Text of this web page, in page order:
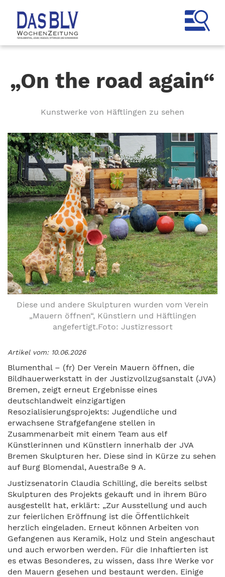
„On the road again“
Kunstwerke von Häftlingen zu sehen
Diese und andere Skulpturen wurden vom Verein
„Mauern öffnen“, Künstlern und Häftlingen
angefertigt.Foto: Justizressort
Artikel vom: 10.06.2026
Blumenthal – (fr) Der Verein Mauern öffnen, die
Bildhauerwerkstatt in der Justizvollzugsanstalt (JVA)
Bremen, zeigt erneut Ergebnisse eines
deutschlandweit einzigartigen
Resozialisierungsprojekts: Jugendliche und
erwachsene Strafgefangene stellen in
Zusammenarbeit mit einem Team aus elf
Künstlerinnen und Künstlern innerhalb der JVA
Bremen Skulpturen her. Diese sind in Kürze zu sehen
auf Burg Blomendal, Auestraße 9 A.
Justizsenatorin Claudia Schilling, die bereits selbst
Skulpturen des Projekts gekauft und in ihrem Büro
ausgestellt hat, erklärt: „Zur Ausstellung und auch
zur feierlichen Eröffnung ist die Öffentlichkeit
herzlich eingeladen. Erneut können Arbeiten von
Gefangenen aus Keramik, Holz und Stein angeschaut
und auch erworben werden. Für die Inhaftierten ist
es etwas Besonderes, zu wissen, dass Ihre Werke vor
den Mauern gesehen und bestaunt werden. Einige